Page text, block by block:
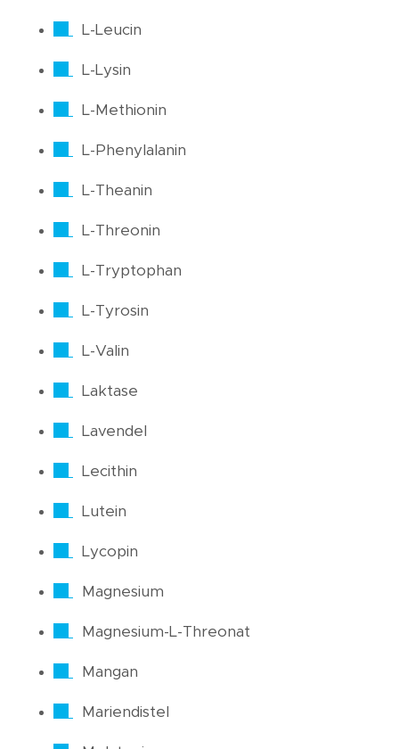
L-Leucin
L-Lysin
L-Methionin
L-Phenylalanin
L-Theanin
L-Threonin
L-Tryptophan
L-Tyrosin
L-Valin
Laktase
Lavendel
Lecithin
Lutein
Lycopin
Magnesium
Magnesium-L-Threonat
Mangan
Mariendistel